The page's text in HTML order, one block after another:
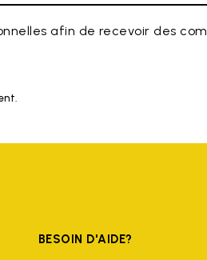
afin de recevoir des
BESOIN D'AIDE?